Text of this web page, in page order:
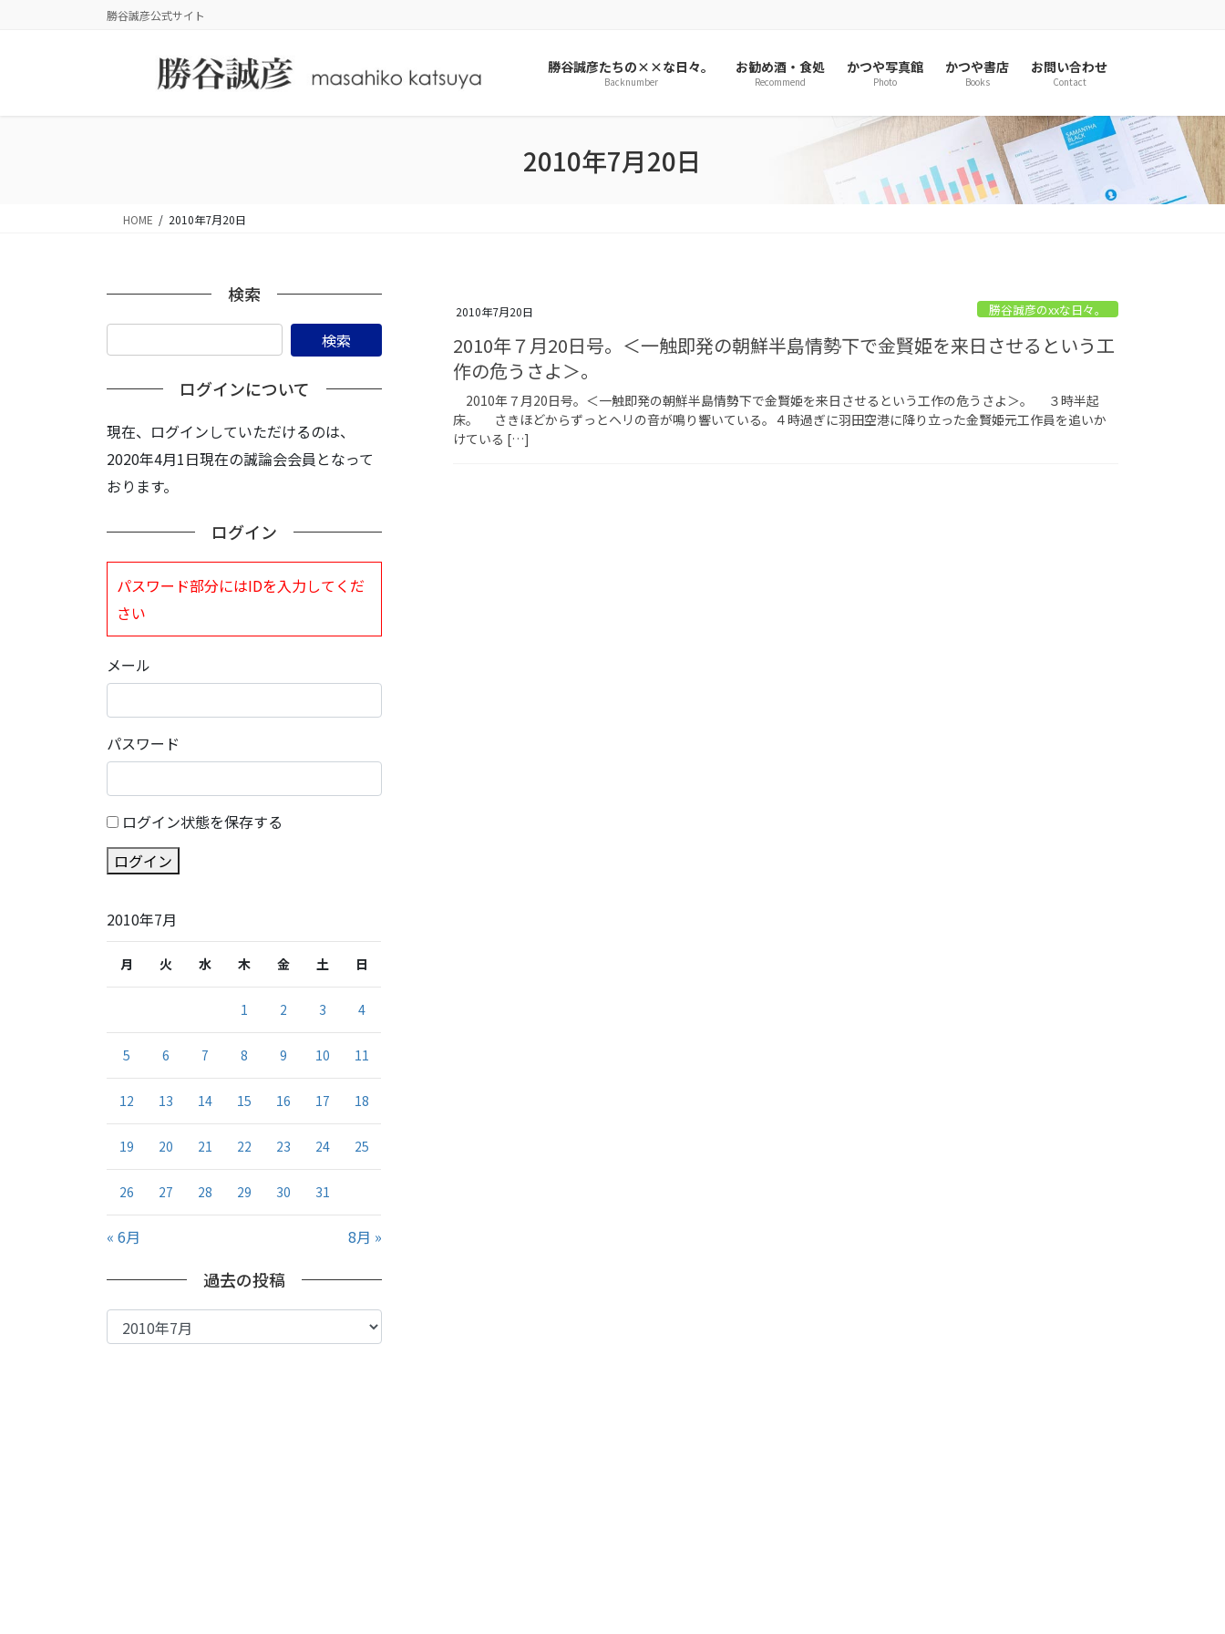
勝谷誠彦公式サイト
勝谷誠彦たちの××な日々。
Backnumber
お勧め酒・食処
Recommend
かつや写真館
Photo
かつや書店
Books
お問い合わせ
Contact
2010年7月20日
HOME 2010年7月20日
2010年7月20日 勝谷誠彦のxxな日々。
2010年７月20日号。＜一触即発の朝鮮半島情勢下で金賢姫を来日させるという工
作の危うさよ＞。
2010年７月20日号。＜一触即発の朝鮮半島情勢下で金賢姫を来日させるという工作の危うさよ＞。 ３時半起
床。 さきほどからずっとヘリの音が鳴り響いている。４時過ぎに羽田空港に降り立った金賢姫元工作員を追いか
けている […]
検索
ログインについて
現在、ログインしていただけるのは、
2020年4月1日現在の誠論会会員となって
おります。
ログイン
パスワード部分にはIDを入力してくだ
さい
メール
パスワード
ログイン状態を保存する
ログイン
2010年7月
月 火 水 木 金 土 日
1 2 3 4
5 6 7 8 9 10 11
12 13 14 15 16 17 18
19 20 21 22 23 24 25
26 27 28 29 30 31
« 6月 8月 »
過去の投稿
過
去